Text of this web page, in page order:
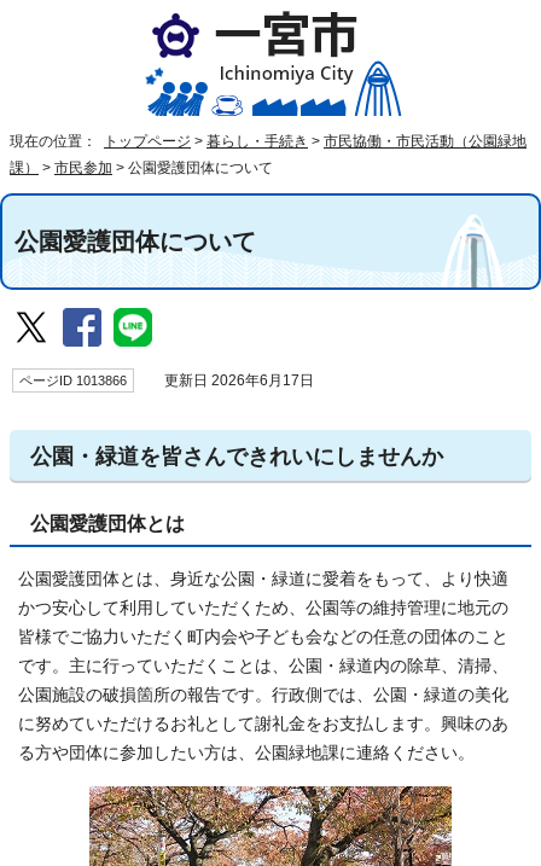
現在の位置： トップページ > 暮らし・手続き > 市民協働・市民活動（公園緑地
課）
> 市民参加 > 公園愛護団体について
公園愛護団体について
ページID 1013866 更新日 2026年6月17日
公園・緑道を皆さんできれいにしませんか
公園愛護団体とは
公園愛護団体とは、身近な公園・緑道に愛着をもって、より快適
かつ安心して利用していただくため、公園等の維持管理に地元の
皆様でご協力いただく町内会や子ども会などの任意の団体のこと
です。主に行っていただくことは、公園・緑道内の除草、清掃、
公園施設の破損箇所の報告です。行政側では、公園・緑道の美化
に努めていただけるお礼として謝礼金をお支払します。興味のあ
る方や団体に参加したい方は、公園緑地課に連絡ください。